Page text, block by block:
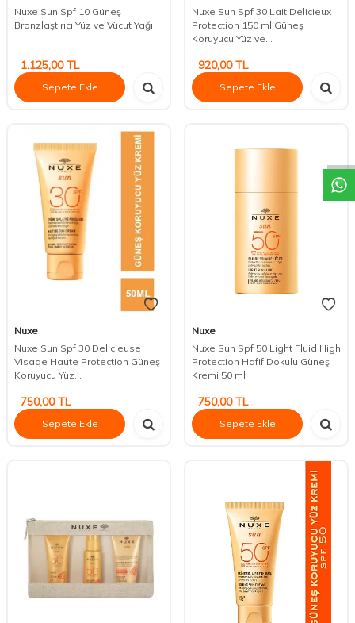
Nuxe Sun Spf 10 Güneş
Bronzlaştırıcı Yüz ve Vücut Yağı
1.125,00TL
Sepete Ekle
Nuxe Sun Spf 30 Lait Delicieux
Protection 150 ml Güneş
Koruyucu Yüz ve...
920,00TL
Sepete Ekle
Nuxe
Nuxe Sun Spf 30 Delicieuse
Visage Haute Protection Güneş
Koruyucu Yüz...
750,00TL
Sepete Ekle
Nuxe
Nuxe Sun Spf 50 Light Fluid High
Protection Hafif Dokulu Güneş
Kremi 50 ml
750,00TL
Sepete Ekle